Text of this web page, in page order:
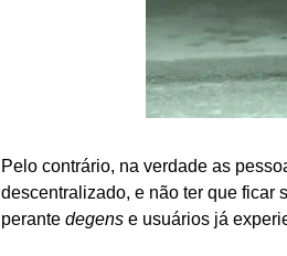
Pelo contrário, na verdade as
descentralizado, e não ter que ficar
perante degens e usuários já